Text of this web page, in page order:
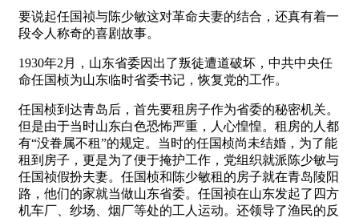
要说起任国祯与陈少敏这对革命夫妻的结合，还真有着一
段令人称奇的喜剧故事。
1930年2月，山东省委因出了叛徒遭道破坏，中共中央任
命任国桢为山东临时省委书记，恢复党的工作。
任国桢到达青岛后，首先要租房子作为省委的秘密机关。
但是由于当时山东白色恐怖严重，人心惶惶。租房的人都
有“没眷属不租”的规定。当时的任国桢尚未结婚，为了能
租到房子，更是为了便于掩护工作，党组织就派陈少敏与
任国祯假扮夫妻。任国桢和陈少敏租的房子就在青岛陵阳
路，他们的家就当做山东省委。任国祯在山东发起了四方
机车厂、纱场、烟厂等处的工人运动。还领导了渔民的反